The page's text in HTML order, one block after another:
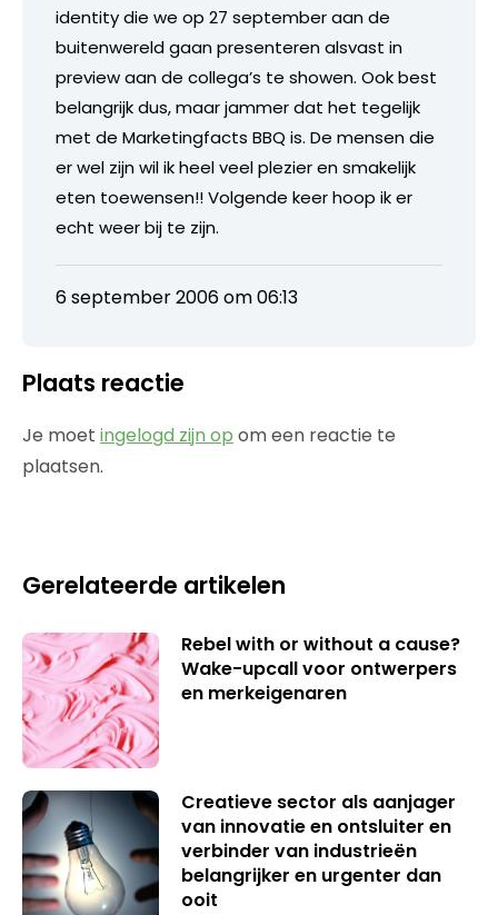
identity die we op 27 september aan de
buitenwereld gaan presenteren alsvast in
preview aan de collega’s te showen. Ook best
belangrijk dus, maar jammer dat het tegelijk
met de Marketingfacts BBQ is. De mensen die
er wel zijn wil ik heel veel plezier en smakelijk
eten toewensen!! Volgende keer hoop ik er
echt weer bij te zijn.
6 september 2006 om 06:13
Plaats reactie
Je moet ingelogd zijn op om een reactie te
plaatsen.
Gerelateerde artikelen
Rebel with or without a cause?
Wake-upcall voor ontwerpers
en merkeigenaren
Creatieve sector als aanjager
van innovatie en ontsluiter en
verbinder van industrieën
belangrijker en urgenter dan
ooit